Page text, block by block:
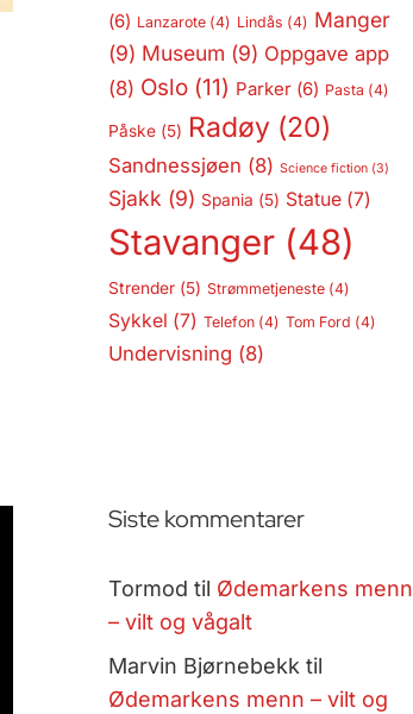
(6) Lanzarote(4) Lindås (4) Manger
(9) Museum (9) Oppgave app
(8) Oslo(11) Parker(6) Pasta (4)
Påske(5) Radøy(20)
Sandnessjøen (8) Science fiction(3)
Sjakk (9) Spania (5) Statue(7)
Stavanger(48)
Strender(5) Strømmetjeneste(4)
Sykkel (7) Telefon(4) Tom Ford (4)
Undervisning (8)
Siste kommentarer
Tormod til Ødemarkens menn
– vilt og vågalt
Marvin Bjørnebekk til
Ødemarkens menn – vilt og